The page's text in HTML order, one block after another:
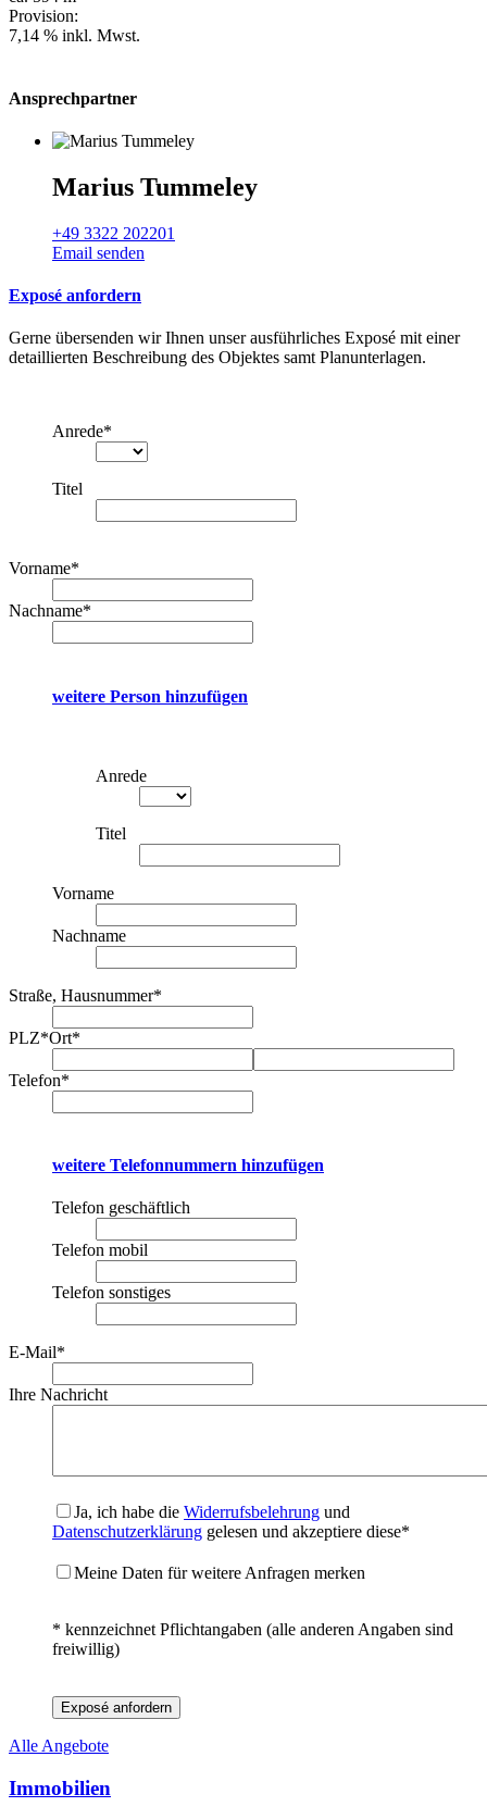
Provision:
7,14 % inkl. Mwst.
Ansprechpartner
Marius Tummeley
+49 3322 202201
Email senden
Exposé anfordern
Gerne übersenden wir Ihnen unser ausführliches Exposé mit einer
detaillierten Beschreibung des Objektes samt Planunterlagen.
Anrede*
Titel
Vorname*
Nachname*
weitere Person hinzufügen
Anrede
Titel
Vorname
Nachname
Straße, Hausnummer*
PLZ*Ort*
Telefon*
weitere Telefonnummern hinzufügen
Telefon geschäftlich
Telefon mobil
Telefon sonstiges
E-Mail*
Ihre Nachricht
Ja, ich habe die Widerrufsbelehrung und
Datenschutzerklärung gelesen und akzeptiere diese*
Meine Daten für weitere Anfragen merken
* kennzeichnet Pflichtangaben (alle anderen Angaben sind
freiwillig)
Exposé anfordern
Alle Angebote
Immobilien